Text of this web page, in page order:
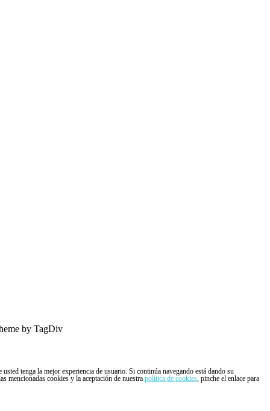
by TagDiv
tenga la mejor experiencia de usuario. Si continúa navegando está dando su
mencionadas cookies y la aceptación de nuestra política de cookies, pinche el enlace para